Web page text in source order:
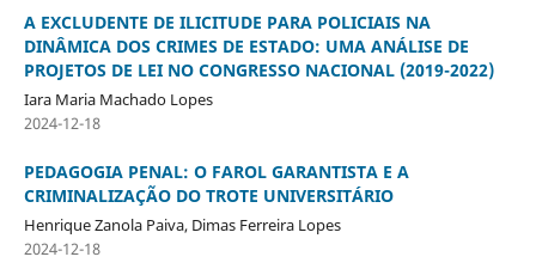
A EXCLUDENTE DE ILICITUDE PARA POLICIAIS NA
DINÂMICA DOS CRIMES DE ESTADO: UMA ANÁLISE DE
PROJETOS DE LEI NO CONGRESSO NACIONAL (2019-2022)
Iara Maria Machado Lopes
2024-12-18
PEDAGOGIA PENAL: O FAROL GARANTISTA E A
CRIMINALIZAÇÃO DO TROTE UNIVERSITÁRIO
Henrique Zanola Paiva, Dimas Ferreira Lopes
2024-12-18